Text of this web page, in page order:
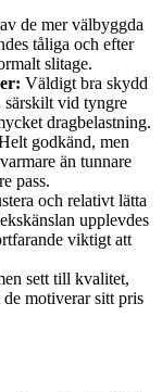
de mer välbyggda
tåliga och efter
slitage.
Väldigt bra skydd
särskilt vid tyngre
dragbelastning.
godkänd, men
än tunnare
pass.
och relativt lätta
upplevdes
viktigt att
sett till kvalitet,
motiverar sitt pris